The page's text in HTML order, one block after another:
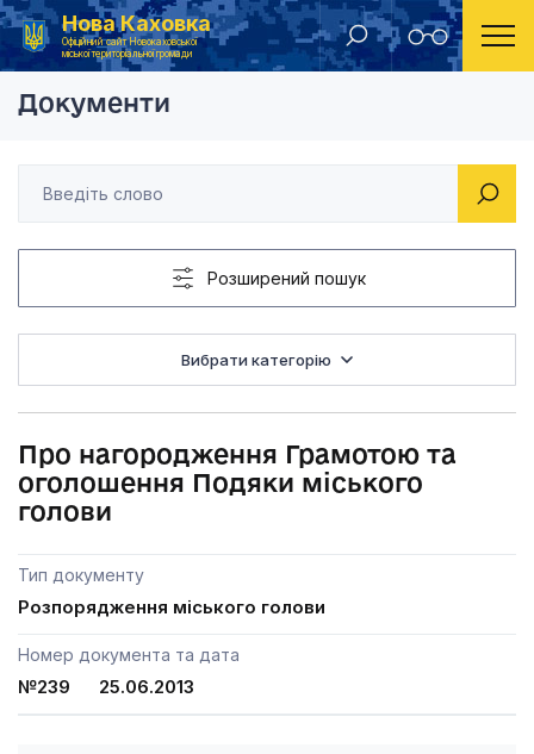
Нова Каховка
Офіційний сайт Новокаховської
міської територіальної громади
Головна Розпорядження Новокаховського міського голови 2013 рік Про нагородження
Документи
Розширений пошук
Вибрати категорію
Про нагородження Грамотою та
оголошення Подяки міського
голови
Тип документу
Розпорядження міського голови
Номер документа та дата
№239 25.06.2013